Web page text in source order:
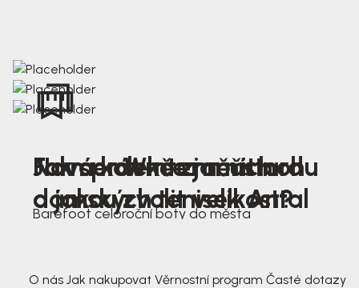
Nová kolekce jarních
dámských tenisek Antal
Jak správně změřit nohu
a jakou zvolit velikost?
Farmer Winter mustard
Barefoot celoroční boty do města
O nás Jak nakupovat Věrnostní program Časté dotazy